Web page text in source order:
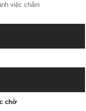
việc chấm
chờ